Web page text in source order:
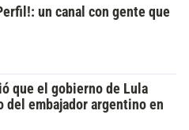
un canal con gente que
que el gobierno de Lula
embajador argentino en